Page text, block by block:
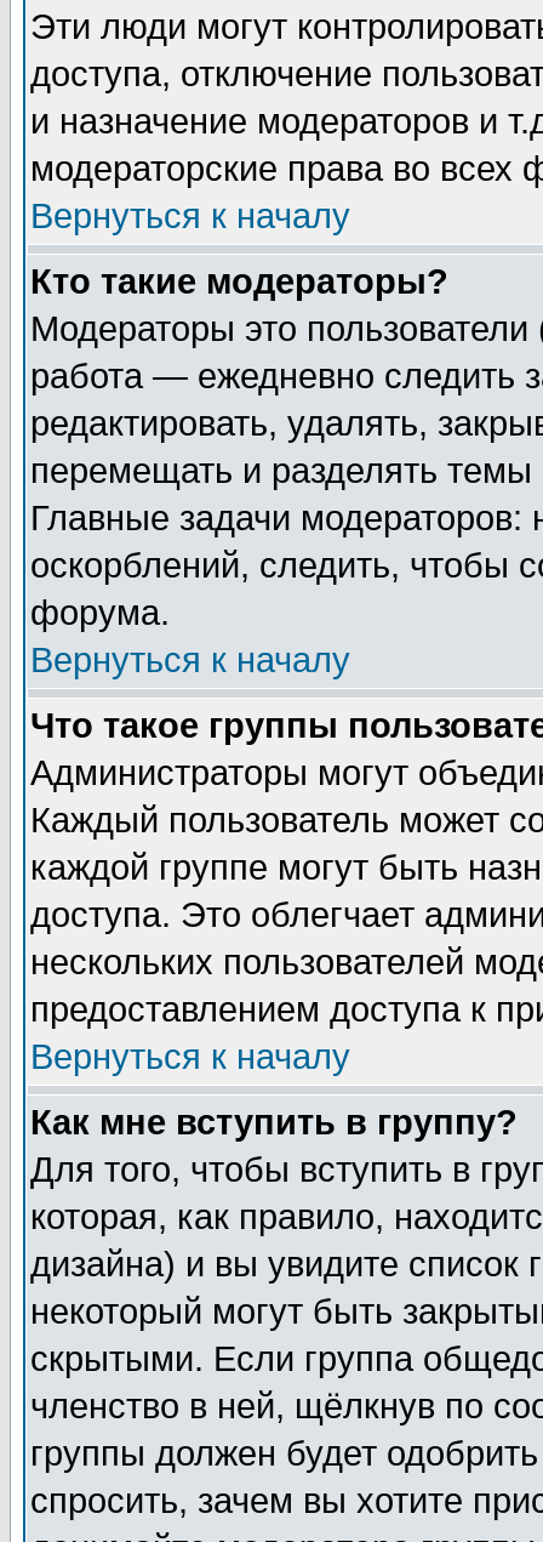
Эти люди могут
доступа, отключение
и назначение модераторов и
модераторские права во всех
Вернуться к началу
Кто такие модераторы?
Модераторы это
работа — ежедневно следить
редактировать, удалять,
перемещать и разделять
Главные задачи
оскорблений, следить, чтобы
форума.
Вернуться к началу
Что такое группы
Администраторы могут
Каждый пользователь может
каждой группе могут быть
доступа. Это облегчает
нескольких пользователей
предоставлением доступа к
Вернуться к началу
Как мне вступить в группу?
Для того, чтобы вступить в
которая, как правило,
дизайна) и вы увидите список
некоторый могут быть
скрытыми. Если группа
членство в ней, щёлкнув по
группы должен будет
спросить, зачем вы хотите